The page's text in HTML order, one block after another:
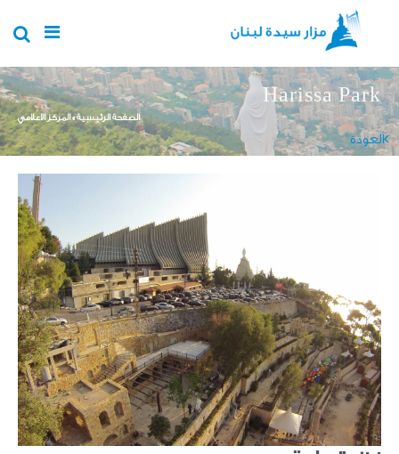
Skip to main content
Harissa Park
You are here الصفحة الرئيسية»المركز الاعلامي
العودة